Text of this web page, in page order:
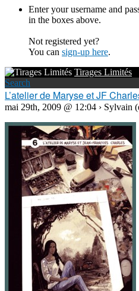
Enter your username and
in the boxes above.
Not registered yet?
You can sign-up here.
Tirages Limités
Search
L’atelier de Maryse et JF
mai 29th, 2009 @ 12:04 › Sylvain